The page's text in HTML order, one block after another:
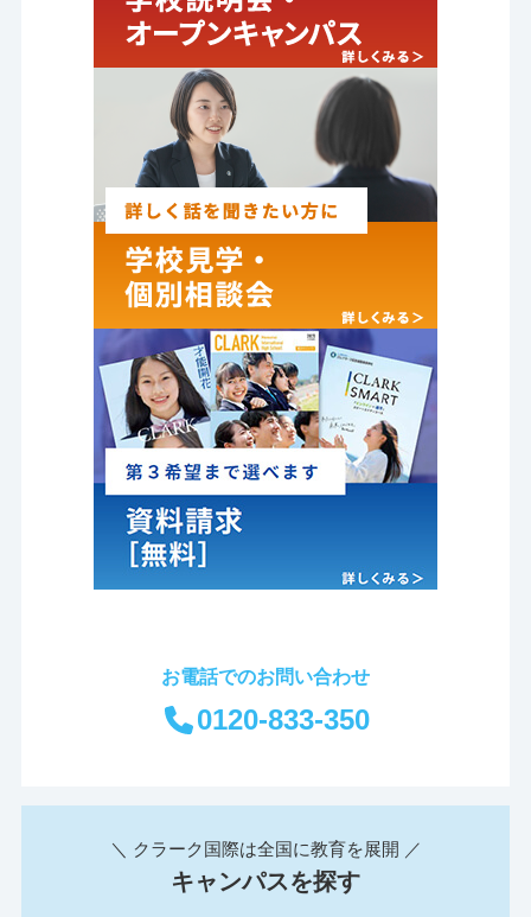
お電話でのお問い合わせ
0120-833-350
＼ クラーク国際は全国に教育を展開 ／
キャンパスを探す